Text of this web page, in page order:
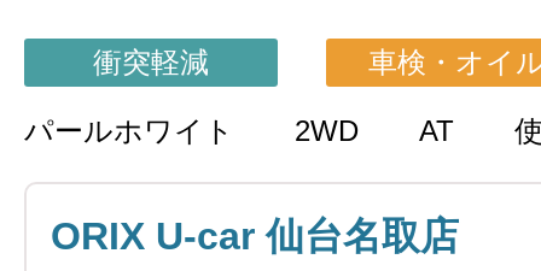
衝突軽減 車検・オイ
パールホワイト 2WD AT
ORIX U-car 仙台名取店